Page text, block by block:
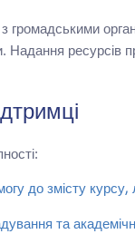
ресурсів
до змісту курсу,
та